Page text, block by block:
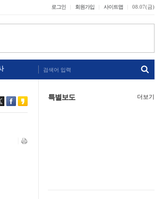
로그인 회원가입 사이트맵 08.07(금)
검색어 입력
특별보도 더보기